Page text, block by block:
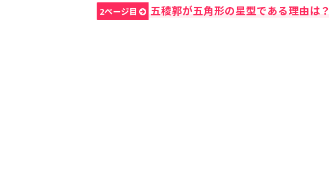
2ページ目 五稜郭が五角形の星型である理由は？